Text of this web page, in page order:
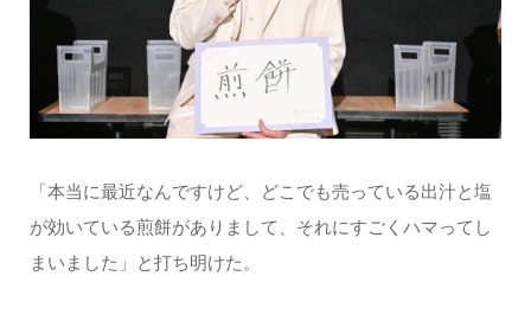
「本当に最近なんですけど、どこでも売っている出汁と塩
が効いている煎餅がありまして、それにすごくハマってし
まいました」と打ち明けた。